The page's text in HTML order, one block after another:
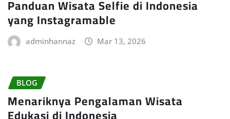
Panduan Wisata Selfie di Indonesia
yang Instagramable
adminhannaz Mar 13, 2026
BLOG
Menariknya Pengalaman Wisata